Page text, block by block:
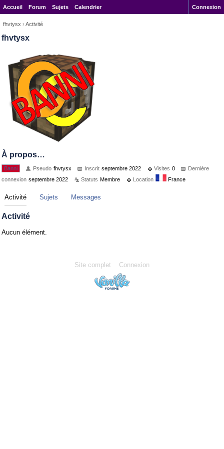
Accueil Forum Sujets Calendrier Connexion
fhvtysx › Activité
fhvtysx
À propos…
Banni Pseudo fhvtysx Inscrit septembre 2022 Visites 0
Dernière
connexion septembre 2022 Statuts Membre Location France
Activité Sujets Messages
Activité
Aucun élément.
Site complet Connexion